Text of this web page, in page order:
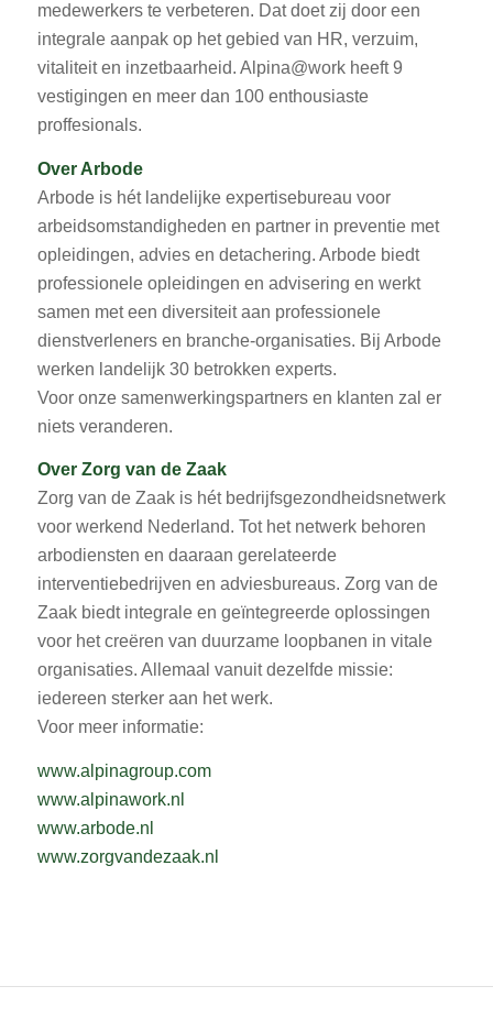
medewerkers te verbeteren. Dat doet zij door een
integrale aanpak op het gebied van HR, verzuim,
vitaliteit en inzetbaarheid. Alpina@work heeft 9
vestigingen en meer dan 100 enthousiaste
proffesionals.
Over Arbode
Arbode is hét landelijke expertisebureau voor
arbeidsomstandigheden en partner in preventie met
opleidingen, advies en detachering. Arbode biedt
professionele opleidingen en advisering en werkt
samen met een diversiteit aan professionele
dienstverleners en branche-organisaties. Bij Arbode
werken landelijk 30 betrokken experts.
Voor onze samenwerkingspartners en klanten zal er
niets veranderen.
Over Zorg van de Zaak
Zorg van de Zaak is hét bedrijfsgezondheidsnetwerk
voor werkend Nederland. Tot het netwerk behoren
arbodiensten en daaraan gerelateerde
interventiebedrijven en adviesbureaus. Zorg van de
Zaak biedt integrale en geïntegreerde oplossingen
voor het creëren van duurzame loopbanen in vitale
organisaties. Allemaal vanuit dezelfde missie:
iedereen sterker aan het werk.
Voor meer informatie:
www.alpinagroup.com
www.alpinawork.nl
www.arbode.nl
www.zorgvandezaak.nl